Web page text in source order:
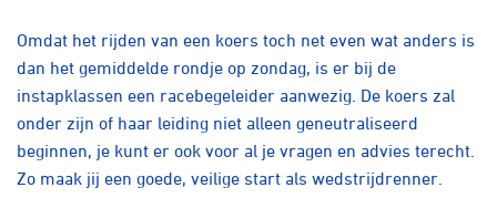
Omdat het rijden van een koers toch net even wat anders is
dan het gemiddelde rondje op zondag, is er bij de
instapklassen een racebegeleider aanwezig. De koers zal
onder zijn of haar leiding niet alleen geneutraliseerd
beginnen, je kunt er ook voor al je vragen en advies terecht.
Zo maak jij een goede, veilige start als wedstrijdrenner.